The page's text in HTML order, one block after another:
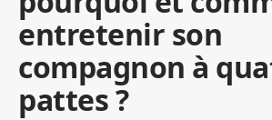
entretenir son
compagnon à
pattes ?